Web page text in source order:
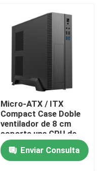
Micro-ATX / ITX
Compact Case Doble
ventilador de 8 cm
soporta una GPU de
245 mm
Enviar Consulta